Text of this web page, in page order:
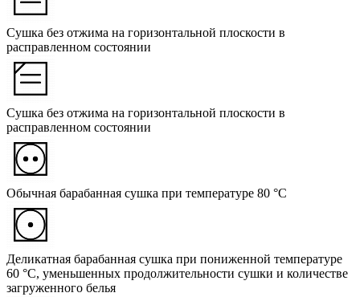
Сушка без отжима на горизонтальной плоскости в
расправленном состоянии
Сушка без отжима на горизонтальной плоскости в
расправленном состоянии
Обычная барабанная сушка при температуре 80 °C
Деликатная барабанная сушка при пониженной температуре
60 °C, уменьшенных продолжительности сушки и количестве
загруженного белья